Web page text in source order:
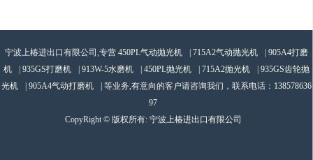
宁波上椿进出口有限公司,专营 450PL气动抛光机 | 715A2气动抛光机 | 905A4打磨
机
| 935GS打磨机 | 913W-5水磨机 | 450PL抛光机 | 715A2抛光机 | 935GS齿轮抛
光机
| 905A4气动打磨机 | 等业务,有意向的客户请咨询我们，联系电话： 138578636
97
CopyRight © 版权所有: 宁波上椿进出口有限公司